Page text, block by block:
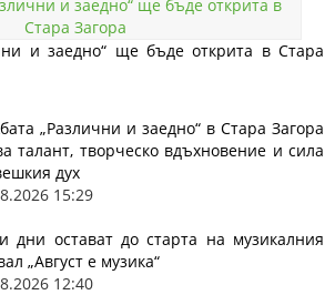
и заедно“ ще бъде открита в Стара
„Различни и заедно“ в Стара Загора
талант, творческо вдъхновение и сила
дух
15:29
дни остават до старта на музикалния
„Август е музика“
12:40